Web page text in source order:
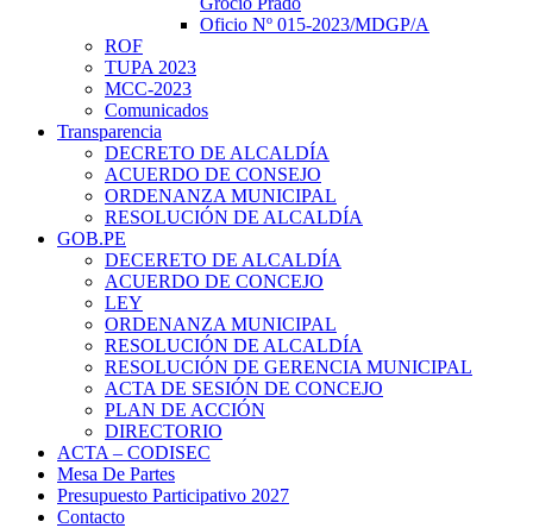
Oficio Nº 015-2023/MDGP/A
ROF
TUPA 2023
MCC-2023
Comunicados
Transparencia
DECRETO DE ALCALDÍA
ACUERDO DE CONSEJO
ORDENANZA MUNICIPAL
RESOLUCIÓN DE ALCALDÍA
GOB.PE
DECERETO DE ALCALDÍA
ACUERDO DE CONCEJO
LEY
ORDENANZA MUNICIPAL
RESOLUCIÓN DE ALCALDÍA
RESOLUCIÓN DE GERENCIA MUNICIPAL
ACTA DE SESIÓN DE CONCEJO
PLAN DE ACCIÓN
DIRECTORIO
ACTA – CODISEC
Mesa De Partes
Presupuesto Participativo 2027
Contacto